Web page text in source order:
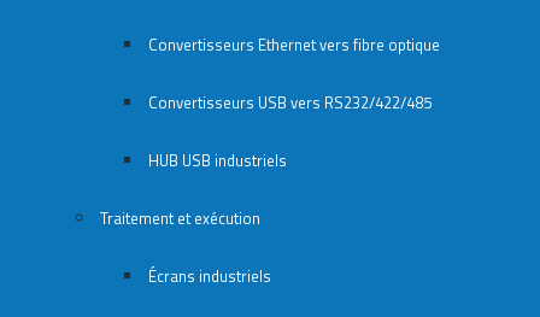
Convertisseurs Ethernet vers fibre optique
Convertisseurs USB vers RS232/422/485
HUB USB industriels
Traitement et exécution
Écrans industriels